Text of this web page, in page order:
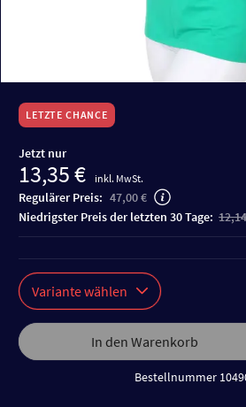
LETZTE CHANCE
Jetzt nur
13,35 € inkl. MwSt.
Regulärer Preis: 47,00 €
niedrigster Preis der letzten 30 Tage:
Variante wählen
In den Warenkorb
Bestellnummer